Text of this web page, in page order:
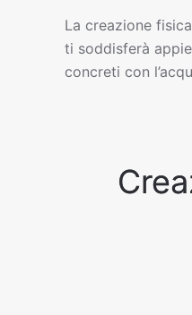
La creazione
ti soddisferà
concreti con